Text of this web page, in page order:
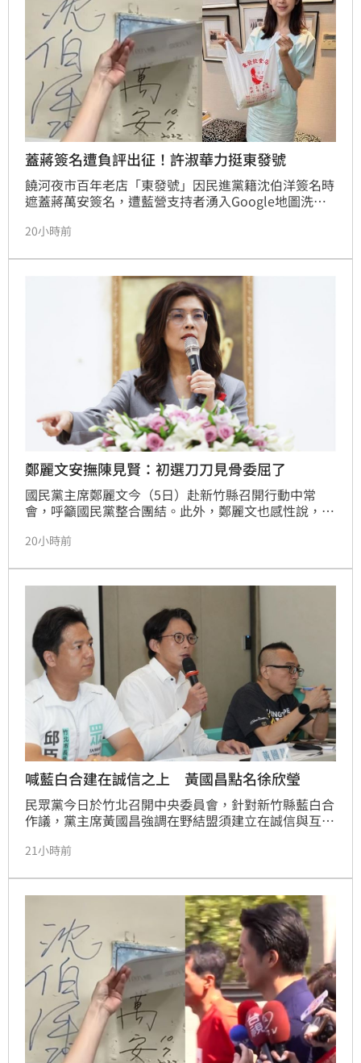
蓋蔣簽名遭負評出征！許淑華力挺東發號
饒河夜市百年老店「東發號」因民進黨籍沈伯洋簽名時
遮蓋蔣萬安簽名，遭藍營支持者湧入Google地圖洗一
及無辜店家。台北市議員許淑華則力挺老店，發文強調
與消費選擇分開。此舉引發在地民眾與老饕熱烈響應，
紛紛留言力挺美食無罪，盼能讓辛苦經營的商販回歸平
靜營業，拒絕網路霸凌傷害在地商圈發展。
20小時前
鄭麗文安撫陳見賢：初選刀刀見骨委屈了
國民黨主席鄭麗文今（5日）赴新竹縣召開行動中常
會，呼籲國民黨整合團結。此外，鄭麗文也感性說，初
戰，從來都是逆風而行，初選後要慢慢沉澱心情重新出
單或被遺忘，國民黨絕對不會忘記你」。
20小時前
喊藍白合建在誠信之上 黃國昌點名徐欣瑩
民眾黨今日於竹北召開中央委員會，針對新竹縣藍白合
作議，黨主席黃國昌強調在野結盟須建立在誠信與互信
制推出最強人選，並稱「我一直相信鄭麗文主席會遵守
已完成竹北及周邊鄉鎮的戰力部署，將深化在地服務與
政策推動。
21小時前